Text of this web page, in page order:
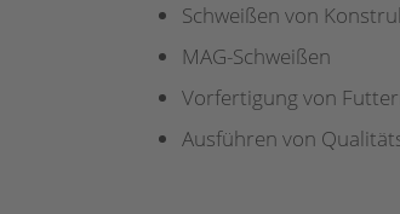
Schweißen von
MAG-Schweißen
Vorfertigung von
Ausführen von